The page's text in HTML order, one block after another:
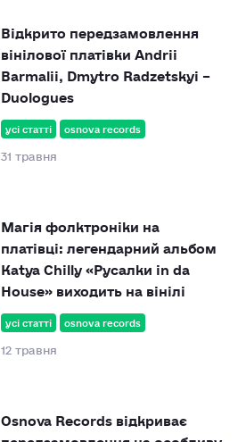
усі статті osnova records
31 травня
Відкрито передзамовлення
вінілової платівки Andrii
Barmalii, Dmytro Radzetskyi –
Duologues
усі статті osnova records
12 травня
Магія фолктроніки на
платівці: легендарний альбом
Katya Chilly «Русалки in da
House» виходить на вінілі
Osnova Records відкриває